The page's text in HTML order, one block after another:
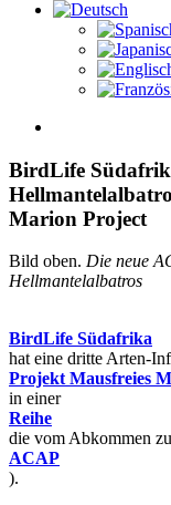
Image
BirdLife
Marion Project
Bild oben. Die neue
Hellmantelalbatros
BirdLife Südafrika
hat eine dritte Arten-
Projekt Mausfreies
in einer
Reihe
die vom Abkommen
ACAP
).